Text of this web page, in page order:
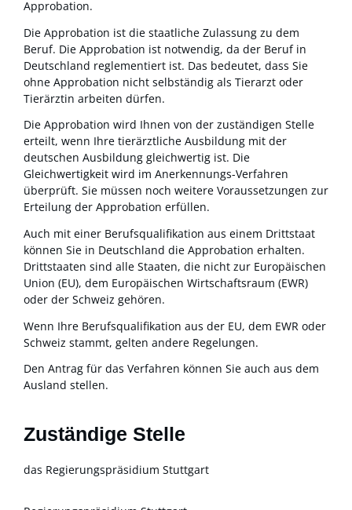
Approbation.
Die Approbation ist die staatliche Zulassung zu dem
Beruf. Die Approbation ist notwendig, da der Beruf in
Deutschland reglementiert ist. Das bedeutet, dass Sie
ohne Approbation nicht selbständig als Tierarzt oder
Tierärztin arbeiten dürfen.
Die Approbation wird Ihnen von der zuständigen Stelle
erteilt, wenn Ihre tierärztliche Ausbildung mit der
deutschen Ausbildung gleichwertig ist. Die
Gleichwertigkeit wird im Anerkennungs-Verfahren
überprüft. Sie müssen noch weitere Voraussetzungen zur
Erteilung der Approbation erfüllen.
Auch mit einer Berufsqualifikation aus einem Drittstaat
können Sie in Deutschland die Approbation erhalten.
Drittstaaten sind alle Staaten, die nicht zur Europäischen
Union (EU), dem Europäischen Wirtschaftsraum (EWR)
oder der Schweiz gehören.
Wenn Ihre Berufsqualifikation aus der EU, dem EWR oder
Schweiz stammt, gelten andere Regelungen.
Den Antrag für das Verfahren können Sie auch aus dem
Ausland stellen.
Zuständige Stelle
das Regierungspräsidium Stuttgart